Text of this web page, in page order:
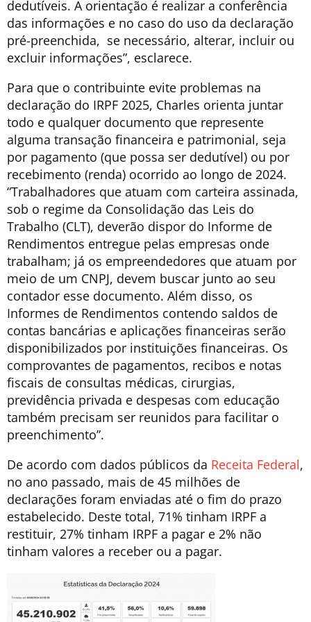
dedutíveis. A orientação é realizar a conferência
das informações e no caso do uso da declaração
pré-preenchida, se necessário, alterar, incluir ou
excluir informações”, esclarece.
Para que o contribuinte evite problemas na
declaração do IRPF 2025, Charles orienta juntar
todo e qualquer documento que represente
alguma transação financeira e patrimonial, seja
por pagamento (que possa ser dedutível) ou por
recebimento (renda) ocorrido ao longo de 2024.
“Trabalhadores que atuam com carteira assinada,
sob o regime da Consolidação das Leis do
Trabalho (CLT), deverão dispor do Informe de
Rendimentos entregue pelas empresas onde
trabalham; já os empreendedores que atuam por
meio de um CNPJ, devem buscar junto ao seu
contador esse documento. Além disso, os
Informes de Rendimentos contendo saldos de
contas bancárias e aplicações financeiras serão
disponibilizados por instituições financeiras. Os
comprovantes de pagamentos, recibos e notas
fiscais de consultas médicas, cirurgias,
previdência privada e despesas com educação
também precisam ser reunidos para facilitar o
preenchimento”.
De acordo com dados públicos da Receita Federal,
no ano passado, mais de 45 milhões de
declarações foram enviadas até o fim do prazo
estabelecido. Deste total, 71% tinham IRPF a
restituir, 27% tinham IRPF a pagar e 2% não
tinham valores a receber ou a pagar.